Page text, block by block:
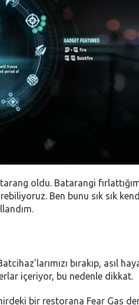
oldu. Batarangi
Ben bunu sık sık
bırakıp, asıl
içeriyor, bu nedenle dikkat.
bir restorana Fear Gas